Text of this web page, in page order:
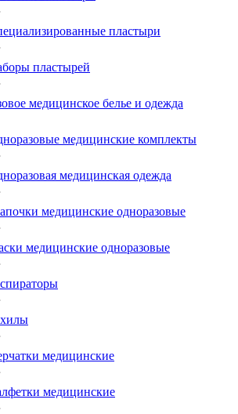
пластыри
пластырей
медицинское белье и одежда
медицинские комплекты
медицинская одежда
медицинские одноразовые
медицинские одноразовые
медицинские
медицинские